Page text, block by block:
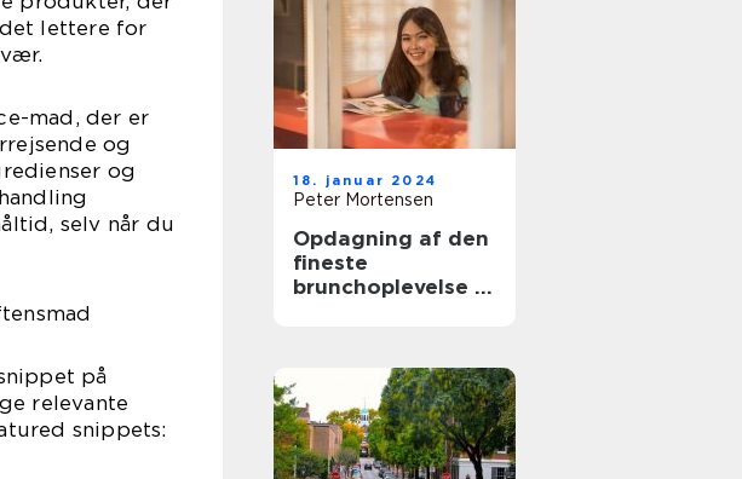
lettere for
mad, der er
og
og
selv når du
på
relevante
snippets:
18. januar 2024
Peter Mortensen
Opdagning af den
fineste
brunchoplevelse i